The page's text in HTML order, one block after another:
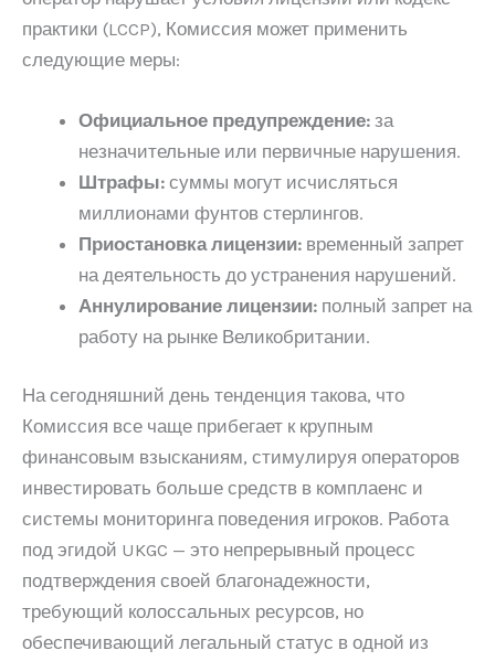
практики (LCCP), Комиссия может применить
следующие меры:
Официальное предупреждение: за
незначительные или первичные нарушения.
Штрафы: суммы могут исчисляться
миллионами фунтов стерлингов.
Приостановка лицензии: временный запрет
на деятельность до устранения нарушений.
Аннулирование лицензии: полный запрет на
работу на рынке Великобритании.
На сегодняшний день тенденция такова, что
Комиссия все чаще прибегает к крупным
финансовым взысканиям, стимулируя операторов
инвестировать больше средств в комплаенс и
системы мониторинга поведения игроков. Работа
под эгидой UKGC — это непрерывный процесс
подтверждения своей благонадежности,
требующий колоссальных ресурсов, но
обеспечивающий легальный статус в одной из